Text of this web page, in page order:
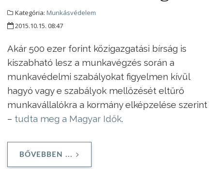
Kategória: Munkásvédelem
2015.10.15. 08:47
Akár 500 ezer forint közigazgatási bírság is
kiszabható lesz a munkavégzés során a
munkavédelmi szabályokat figyelmen kívül
hagyó vagy e szabályok mellőzését eltűrő
munkavállalókra a kormány elképzelése szerint
– tudta meg a Magyar Idők.
BŐVEBBEN ...